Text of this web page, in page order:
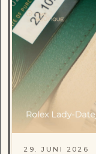
29. JUNI 2026